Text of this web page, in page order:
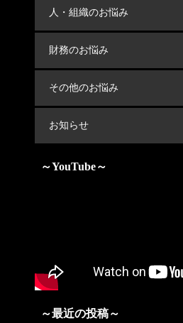
人・組織のお悩み
財務のお悩み
その他のお悩み
お知らせ
～YouTube～
～最近の投稿～